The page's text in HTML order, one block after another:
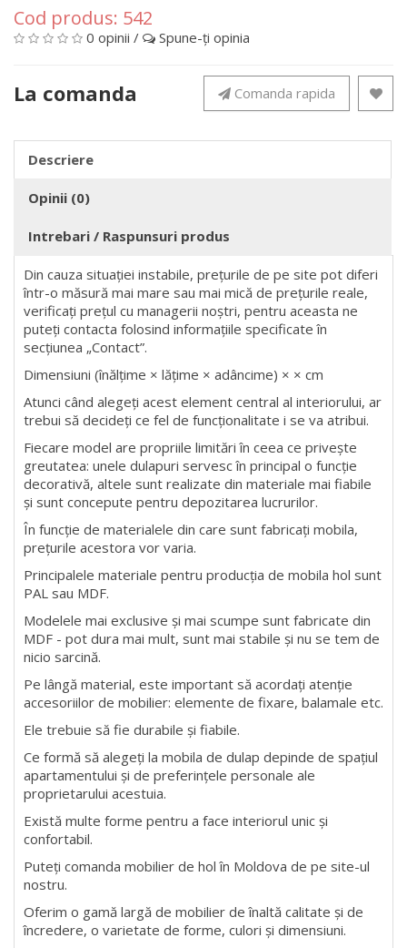
Cod produs: 542
0 opinii / Spune-ţi opinia
La comanda Comanda rapida
Descriere
Opinii (0)
Intrebari / Raspunsuri produs
Din cauza situației instabile, prețurile de pe site pot diferi
într-o măsură mai mare sau mai mică de prețurile reale,
verificați prețul cu managerii noștri, pentru aceasta ne
puteți contacta folosind informațiile specificate în
secțiunea „Contact”.
Dimensiuni (înălțime × lățime × adâncime) × × cm
Atunci când alegeți acest element central al interiorului, ar
trebui să decideți ce fel de funcționalitate i se va atribui.
Fiecare model are propriile limitări în ceea ce privește
greutatea: unele dulapuri servesc în principal o funcție
decorativă, altele sunt realizate din materiale mai fiabile
și sunt concepute pentru depozitarea lucrurilor.
În funcție de materialele din care sunt fabricați mobila,
prețurile acestora vor varia.
Principalele materiale pentru producția de mobila hol sunt
PAL sau MDF.
Modelele mai exclusive și mai scumpe sunt fabricate din
MDF - pot dura mai mult, sunt mai stabile și nu se tem de
nicio sarcină.
Pe lângă material, este important să acordați atenție
accesoriilor de mobilier: elemente de fixare, balamale etc.
Ele trebuie să fie durabile și fiabile.
Ce formă să alegeți la mobila de dulap depinde de spațiul
apartamentului și de preferințele personale ale
proprietarului acestuia.
Există multe forme pentru a face interiorul unic și
confortabil.
Puteți comanda mobilier de hol în Moldova de pe site-ul
nostru.
Oferim o gamă largă de mobilier de înaltă calitate și de
încredere, o varietate de forme, culori și dimensiuni.